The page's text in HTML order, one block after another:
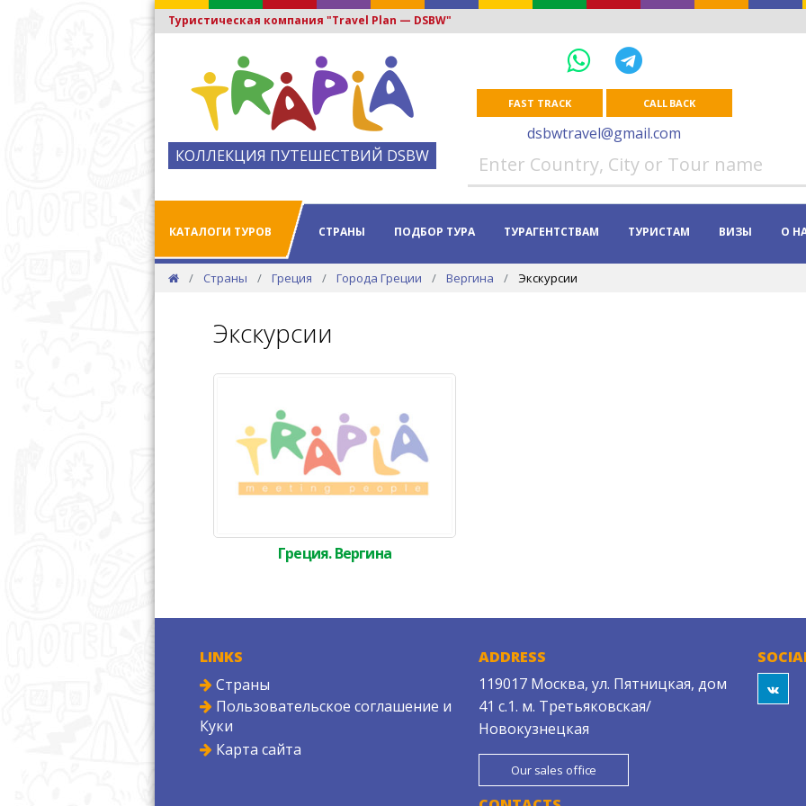
Туристическая компания "Travel Plan — DSBW"
КОЛЛЕКЦИЯ ПУТЕШЕСТВИЙ DSBW
FAST TRACK CALL BACK
dsbwtravel@gmail.com
КАТАЛОГИ ТУРОВ СТРАНЫ ПОДБОР ТУРА ТУРАГЕНТСТВАМ ТУРИСТАМ ВИЗЫ О
Страны Греция Города Греции Вергина Экскурсии
Экскурсии
Греция. Вергина
LINKS
Страны
Пользовательское соглашение и
Куки
Карта сайта
ADDRESS
119017 Москва, ул. Пятницкая, дом
41 с.1. м. Третьяковская/
Новокузнецкая
Our sales office